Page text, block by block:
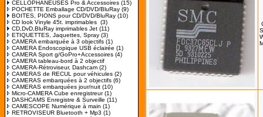
CELLOPHANEUSES Pro & Accessoires (15)
POCHETTE Emballage CD/DVD/BluRay (9)
BOITES, PIONS pour CD/DVD/BluRay (10)
CD look Vinyle 45t. imprimables (3)
CD,DvD,BluRay imprimables Jet (11)
ETIQUETTES, Jaquettes, Spray (3)
CAMERA embarquée à 3 objectifs (1)
CAMERA Endoscopique USB éclairée (1)
CAMERA Sport g/GoPro+Accessoires (4)
CAMERA tableau-bord à 2 objectif
CAMERA-Rétroviseur, Dashcam (2)
CAMERAS de RECUL pour véhicules (2)
CAMERAS embarquées à 2 objectifs (6)
CAMERAS embarquées jour/nuit (10)
Micro-CAMERA Cube enregistreur(1)
DASHCAMS Enregistre & Surveille (11)
CAMESCOPE Numérique à main (1)
RETROVISEUR Bluetooth + Mp3 (1)